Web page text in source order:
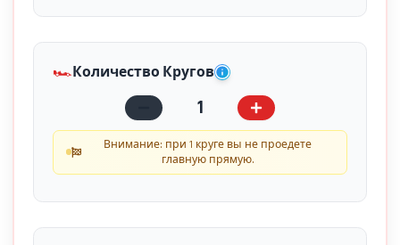
🏎️Количество Кругов
1
Внимание: при 1 круге вы не проедете
главную прямую.